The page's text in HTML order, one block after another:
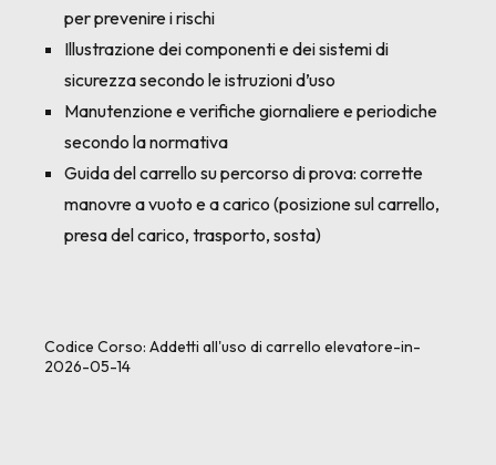
per prevenire i rischi
Illustrazione dei componenti e dei sistemi di
sicurezza secondo le istruzioni d’uso
Manutenzione e verifiche giornaliere e periodiche
secondo la normativa
Guida del carrello su percorso di prova: corrette
manovre a vuoto e a carico (posizione sul carrello,
presa del carico, trasporto, sosta)
Codice Corso: Addetti all'uso di carrello elevatore-in-
2026-05-14